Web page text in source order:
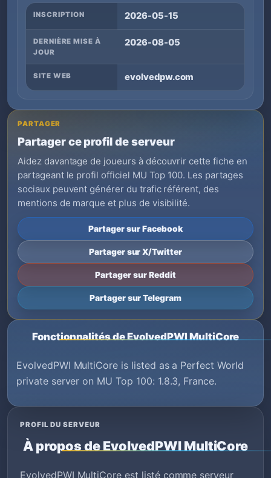
INSCRIPTION 2026-05-15
DERNIÈRE MISE À
JOUR
2026-08-05
SITE WEB evolvedpw.com
PARTAGER
Partager ce profil de serveur
Aidez davantage de joueurs à découvrir cette fiche en
partageant le profil officiel MU Top 100. Les partages
sociaux peuvent générer du trafic référent, des
mentions de marque et plus de visibilité.
Partager sur Facebook
Partager sur X/Twitter
Partager sur Reddit
Partager sur Telegram
Fonctionnalités de EvolvedPWI MultiCore
EvolvedPWI MultiCore is listed as a Perfect World
private server on MU Top 100: 1.8.3, France.
PROFIL DU SERVEUR
À propos de EvolvedPWI MultiCore
EvolvedPWI MultiCore est listé comme serveur